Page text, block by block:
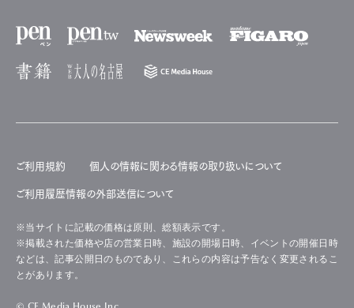
ご利用規約 個人の情報に関わる情報の取り扱いについて
ご利用履歴情報の外部送信について
※当サイトに記載の価格は原則、総額表示です。
※掲載された価格や店の営業日時、施設の開場日時、イベントの開催日時
などは、記事公開日のものであり、これらの内容は予告なく変更されるこ
とがあります。